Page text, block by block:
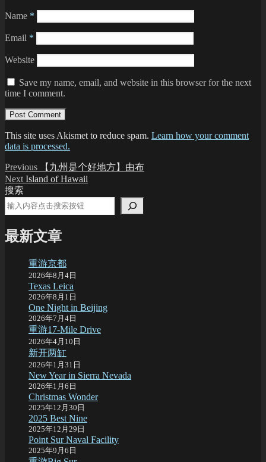
Name *
Email *
Website
Save my name, email, and website in this browser for the next
time I comment.
This site uses Akismet to reduce spam. Learn how your comment
data is processed.
Post
navigation
Previous
Previous
post:
【九州是个好地方】由布
Next Next
Island of Hawaii
搜索
最新文章
重游京都
2026年8月4日
Texas Leica
2026年8月1日
One Night in Beijing
2026年7月4日
重游17-Mile Drive
2026年4月10日
新开两缸
2026年1月31日
New Year in Sierra Nevada
2026年1月6日
Christmas Wonder
2025年12月30日
2025 Best Nine
2025年12月29日
Point Sur Naval Facility
2025年9月6日